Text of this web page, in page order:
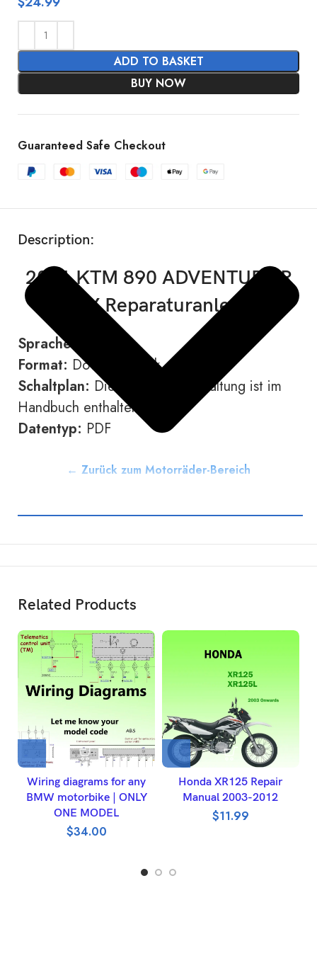
ADD TO BASKET
BUY NOW
Guaranteed Safe Checkout
Description:
2021 KTM 890 ADVENTURE R
RALLY Reparaturanleitung
Sprache:
Format: Download-Link
Schaltplan: Die elektrische Schaltung ist im
Handbuch enthalten.
Datentyp: PDF
← Zurück zum Motorräder-Bereich
SHOW MORE
Related Products
Wiring diagrams for any
BMW motorbike | ONLY
ONE MODEL
$34.00
Honda XR125 Repair
Manual 2003-2012
$11.99